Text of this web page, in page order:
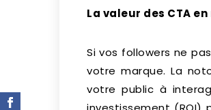
La valeur des CTA
Si vos followers ne
votre marque. La
votre public à